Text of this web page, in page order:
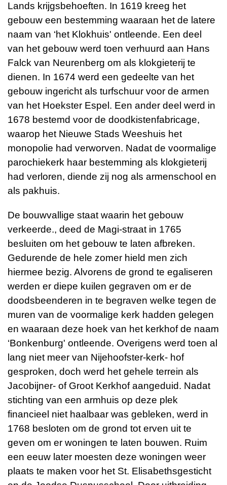
Lands krijgsbehoeften. In 1619 kreeg het
gebouw een bestemming waaraan het de latere
naam van ‘het Klokhuis' ontleende. Een deel
van het gebouw werd toen verhuurd aan Hans
Falck van Neurenberg om als klokgieterij te
dienen. In 1674 werd een gedeelte van het
gebouw ingericht als turfschuur voor de armen
van het Hoekster Espel. Een ander deel werd in
1678 bestemd voor de doodkistenfabricage,
waarop het Nieuwe Stads Weeshuis het
monopolie had verworven. Nadat de voormalige
parochiekerk haar bestemming als klokgieterij
had verloren, diende zij nog als armenschool en
als pakhuis.
De bouwvallige staat waarin het gebouw
verkeerde., deed de Magi-straat in 1765
besluiten om het gebouw te laten afbreken.
Gedurende de hele zomer hield men zich
hiermee bezig. Alvorens de grond te egaliseren
werden er diepe kuilen gegraven om er de
doodsbeenderen in te begraven welke tegen de
muren van de voormalige kerk hadden gelegen
en waaraan deze hoek van het kerkhof de naam
‘Bonkenburg' ontleende. Overigens werd toen al
lang niet meer van Nijehoofster-kerk- hof
gesproken, doch werd het gehele terrein als
Jacobijner- of Groot Kerkhof aangeduid. Nadat
stichting van een armhuis op deze plek
financieel niet haalbaar was gebleken, werd in
1768 besloten om de grond tot erven uit te
geven om er woningen te laten bouwen. Ruim
een eeuw later moesten deze woningen weer
plaats te maken voor het St. Elisabethsgesticht